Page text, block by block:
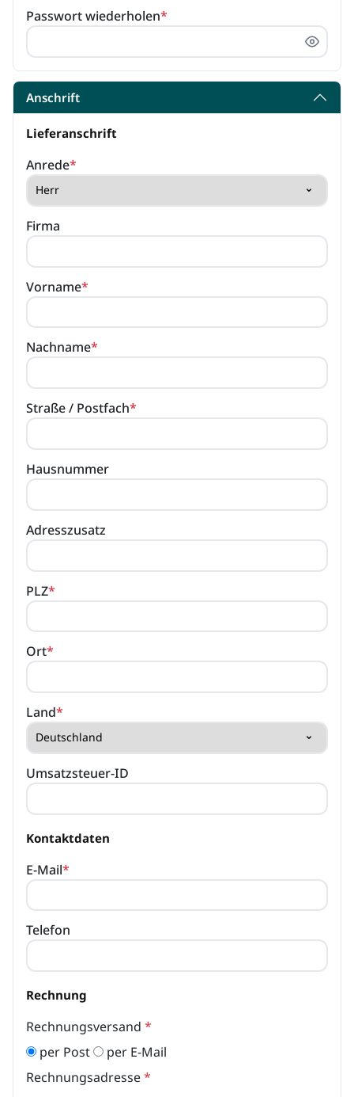
Passwort wiederholen*
Anschrift
Lieferanschrift
Anrede*
Firma
Vorname*
Nachname*
Straße / Postfach*
Hausnummer
Adresszusatz
PLZ*
Ort*
Land*
Umsatzsteuer-ID
Kontaktdaten
E-Mail*
Telefon
Rechnung
Rechnungsversand *
per Post
per E-Mail
Rechnungsadresse*